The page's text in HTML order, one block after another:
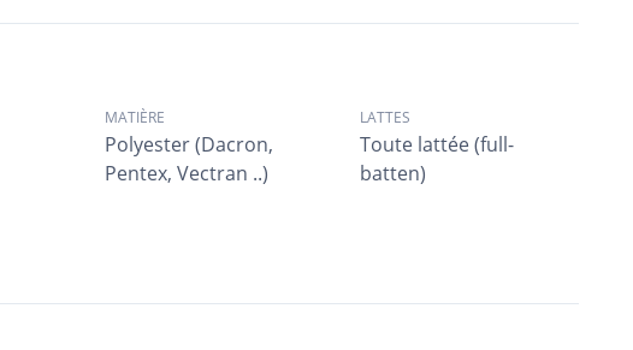
MATIÈRE
Polyester (Dacron,
Pentex, Vectran ..)
LATTES
Toute lattée (full-
batten)